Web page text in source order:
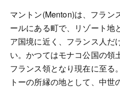
マントン(Menton)は、フラン
ールにある町で、リゾート地
ア国境に近く、フランス人だ
い。かつてはモナコ公国の領
フランス領となり現在に至る
トーの所縁の地として、中世